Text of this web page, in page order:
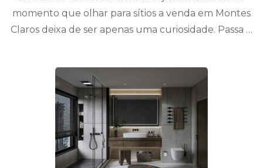
momento que olhar para sítios a venda em Montes
Claros deixa de ser apenas uma curiosidade. Passa …